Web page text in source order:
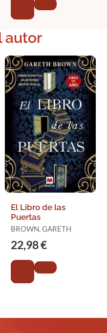
autor
El Libro de las
Puertas
BROWN, GARETH
22,98 €